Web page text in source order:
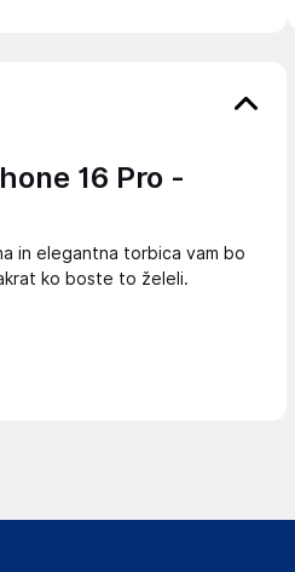
16 Pro -
in elegantna torbica vam bo
ko boste to želeli.